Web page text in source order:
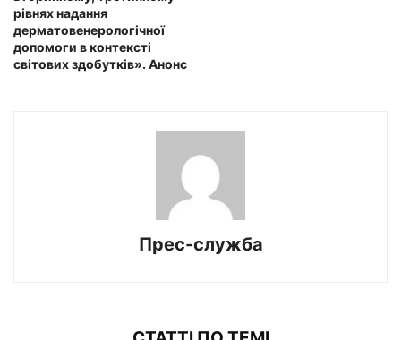
рівнях надання
дерматовенерологічної
допомоги в контексті
світових здобутків». Анонс
Прес-служба